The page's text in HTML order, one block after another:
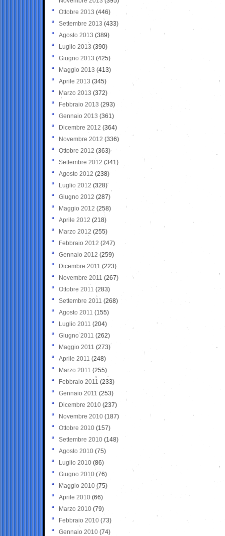
Ottobre 2013 (446)
Settembre 2013 (433)
Agosto 2013 (389)
Luglio 2013 (390)
Giugno 2013 (425)
Maggio 2013 (413)
Aprile 2013 (345)
Marzo 2013 (372)
Febbraio 2013 (293)
Gennaio 2013 (361)
Dicembre 2012 (364)
Novembre 2012 (336)
Ottobre 2012 (363)
Settembre 2012 (341)
Agosto 2012 (238)
Luglio 2012 (328)
Giugno 2012 (287)
Maggio 2012 (258)
Aprile 2012 (218)
Marzo 2012 (255)
Febbraio 2012 (247)
Gennaio 2012 (259)
Dicembre 2011 (223)
Novembre 2011 (267)
Ottobre 2011 (283)
Settembre 2011 (268)
Agosto 2011 (155)
Luglio 2011 (204)
Giugno 2011 (262)
Maggio 2011 (273)
Aprile 2011 (248)
Marzo 2011 (255)
Febbraio 2011 (233)
Gennaio 2011 (253)
Dicembre 2010 (237)
Novembre 2010 (187)
Ottobre 2010 (157)
Settembre 2010 (148)
Agosto 2010 (75)
Luglio 2010 (86)
Giugno 2010 (76)
Maggio 2010 (75)
Aprile 2010 (66)
Marzo 2010 (79)
Febbraio 2010 (73)
Gennaio 2010 (74)